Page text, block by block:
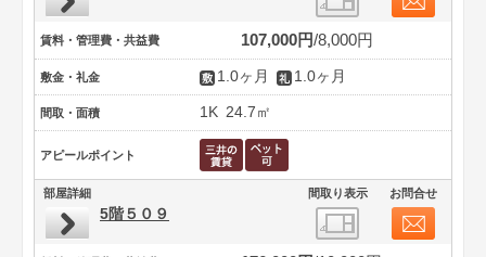
賃料・管理費・共益費 107,000円 8,000円
敷金・礼金 1.0ヶ月 1.0ヶ月
間取・面積 1K 24.7㎡
アピールポイント
部屋詳細 間取り表示 お問合せ
5階５０９